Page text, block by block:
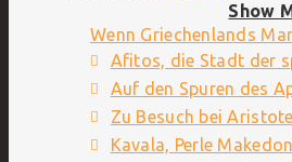
Show
Wenn Griechenlands
Afitos, die Stadt der
Auf den Spuren des
Zu Besuch bei
Kavala, Perle